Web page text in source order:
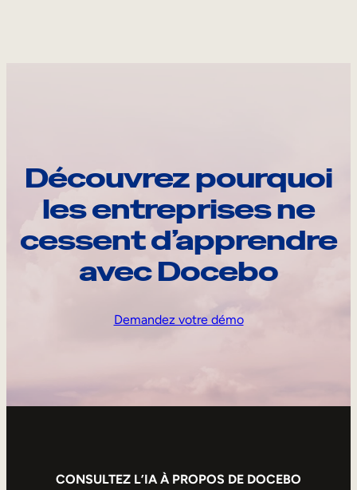
Découvrez pourquoi
les entreprises ne
cessent d’apprendre
avec Docebo
Demandez votre démo
CONSULTEZ L’IA À PROPOS DE DOCEBO